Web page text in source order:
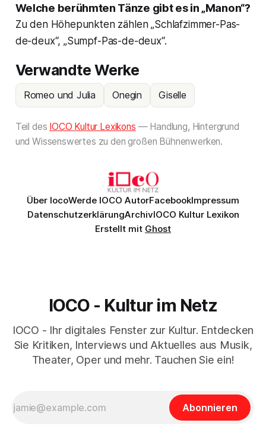
Welche berühmten Tänze gibt es in „Manon“?
Zu den Höhepunkten zählen „Schlafzimmer-Pas-
de-deux“, „Sumpf-Pas-de-deux“.
Verwandte Werke
Romeo und Julia Onegin Giselle
Teil des IOCO Kultur Lexikons — Handlung, Hintergrund
und Wissenswertes zu den großen Bühnenwerken.
Über IocoWerde IOCO AutorFacebookImpressum
DatenschutzerklärungArchivIOCO Kultur Lexikon
Erstellt mit Ghost
IOCO - Kultur im Netz
IOCO - Ihr digitales Fenster zur Kultur. Entdecken
Sie Kritiken, Interviews und Aktuelles aus Musik,
Theater, Oper und mehr. Tauchen Sie ein!
Abonnieren